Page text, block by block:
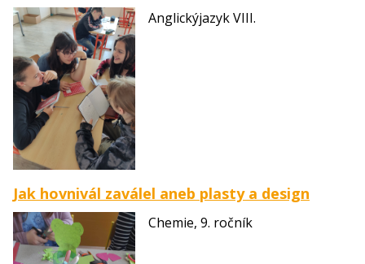
Anglickýjazyk VIII.
Jak hovnivál zaválel aneb plasty a design
Chemie, 9. ročník